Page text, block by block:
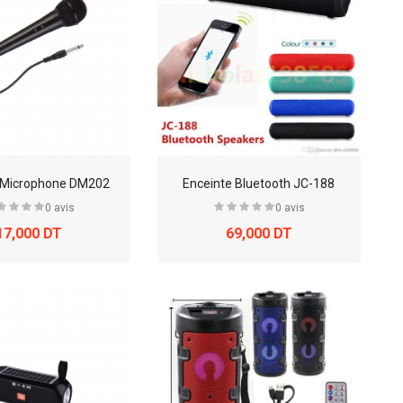
DM202
0 avis
DT
Enceinte Bluetooth JC-188
0 avis
69,000 DT